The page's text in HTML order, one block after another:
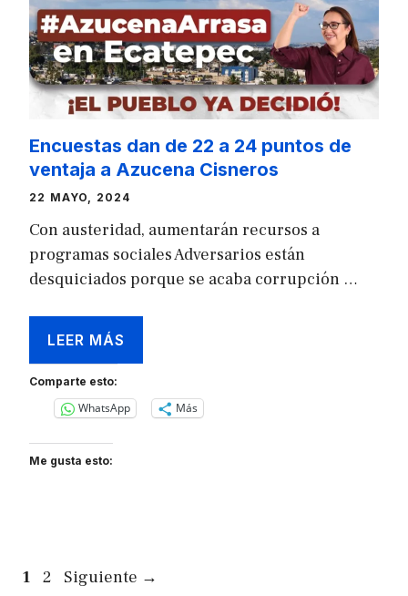
Encuestas dan de 22 a 24 puntos de
ventaja a Azucena Cisneros
22 MAYO, 2024
Con austeridad, aumentarán recursos a
programas sociales Adversarios están
desquiciados porque se acaba corrupción …
LEER MÁS
Comparte esto:
WhatsApp Más
Me gusta esto:
Página
1 Página
2 Siguiente →